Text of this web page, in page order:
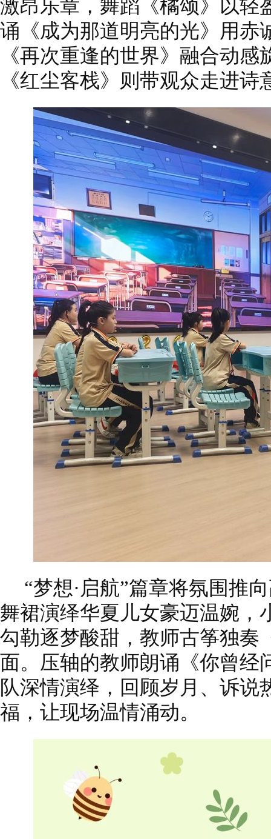
激昂乐章，舞蹈《橘颂》以轻
诵《成为那道明亮的光》用赤
《再次重逢的世界》融合动
《红尘客栈》则带观众走进
“梦想·启航”篇章将氛围推
舞裙演绎华夏儿女豪迈温婉，
勾勒逐梦酸甜，教师古筝独奏
面。压轴的教师朗诵《你曾经
队深情演绎，回顾岁月、诉说
福，让现场温情涌动。